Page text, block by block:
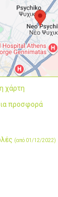
χάρτη
προσφορά
(από 01/12/2022)